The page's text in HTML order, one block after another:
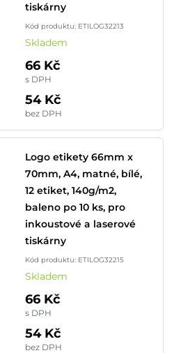
tiskárny
Kód produktu: ETILOG32213
Skladem
66 Kč
s DPH
54 Kč
bez DPH
Logo etikety 66mm x
70mm, A4, matné, bílé,
12 etiket, 140g/m2,
baleno po 10 ks, pro
inkoustové a laserové
tiskárny
Kód produktu: ETILOG32215
Skladem
66 Kč
s DPH
54 Kč
bez DPH